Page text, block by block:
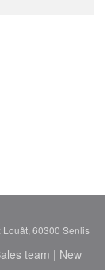
60300 Senlis
team | New